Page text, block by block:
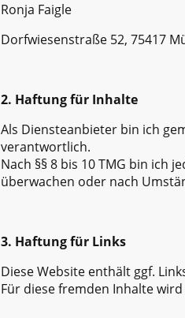
Ronja Faigle
Dorfwiesenstraße 52, 75417
2. Haftung für Inhalte
Als Diensteanbieter bin ich
verantwortlich.
Nach §§ 8 bis 10 TMG bin
überwachen oder nach
3. Haftung für Links
Diese Website enthält ggf.
Für diese fremden Inhalte